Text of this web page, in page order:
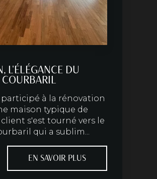
L'ÉLÉGANCE DU
à la rénovation
maison typique de
s'est tourné vers le
qui a sublim...
EN SAVOIR PLUS